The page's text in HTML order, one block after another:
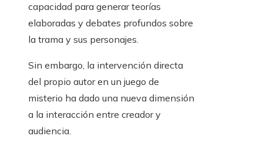
capacidad para generar teorías
elaboradas y debates profundos sobre
la trama y sus personajes.
Sin embargo, la intervención directa
del propio autor en un juego de
misterio ha dado una nueva dimensión
a la interacción entre creador y
audiencia.